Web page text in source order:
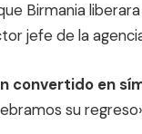
Birmania
jefe de la
convertido en
su